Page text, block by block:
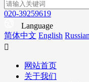
020-39259619
Language
简体中文 English Russian

网站首页
关于我们